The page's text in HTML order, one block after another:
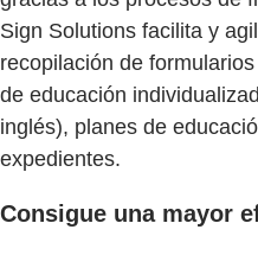
Sign Solutions facilita y
recopilación de
de educación
inglés), planes de
expedientes.
Consigue una mayor